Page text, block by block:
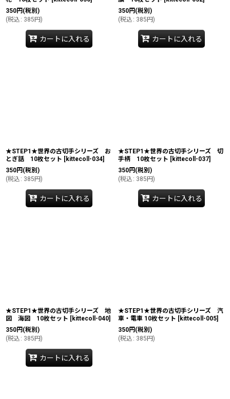
350円 (税別)
(税込 : 385円)
カートに入れる
350円 (税別)
(税込 : 385円)
カートに入れる
★STEP1★世界の古切手シリーズ お
とぎ話 10枚セット [kittecoll-034]
350円 (税別)
(税込 : 385円)
カートに入れる
★STEP1★世界の古切手シリーズ 切
手柄 10枚セット [kittecoll-037]
350円 (税別)
(税込 : 385円)
カートに入れる
★STEP1★世界の古切手シリーズ 地
図 海図 10枚セット [kittecoll-040]
350円 (税別)
(税込 : 385円)
カートに入れる
★STEP1★世界の古切手シリーズ 汽
車・電車 10枚セット [kittecoll-005]
350円 (税別)
(税込 : 385円)